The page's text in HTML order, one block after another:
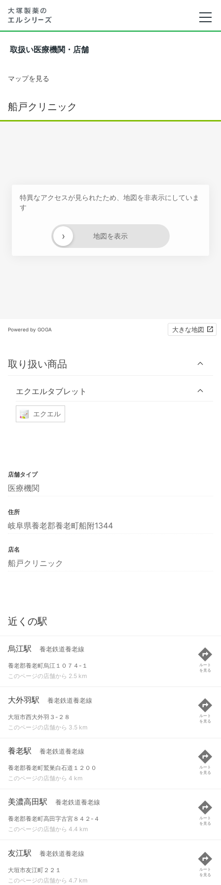
取扱い医療機関・店舗
マップを見る
船戸クリニック
特異なアクセスが見られたため、地図を非表示にしていま
す
地図を表示
›
Powered by GOGA 大きな地図
取り扱い商品
エクエルタブレット
エクエル
店舗タイプ
医療機関
住所
岐阜県養老郡養老町船附1344
店名
船戸クリニック
近くの駅
烏江駅 養老鉄道養老線
養老郡養老町烏江１０７４-１
このページの店舗から 2.5 km
ルート
を見る
大外羽駅 養老鉄道養老線
大垣市西大外羽３-２８
このページの店舗から 3.5 km
ルート
を見る
養老駅 養老鉄道養老線
養老郡養老町鷲巣白石道１２００
このページの店舗から 4 km
ルート
を見る
美濃高田駅 養老鉄道養老線
養老郡養老町高田字古宮８４２-４
このページの店舗から 4.4 km
ルート
を見る
友江駅 養老鉄道養老線
大垣市友江町２２１
このページの店舗から 4.7 km
ルート
を見る